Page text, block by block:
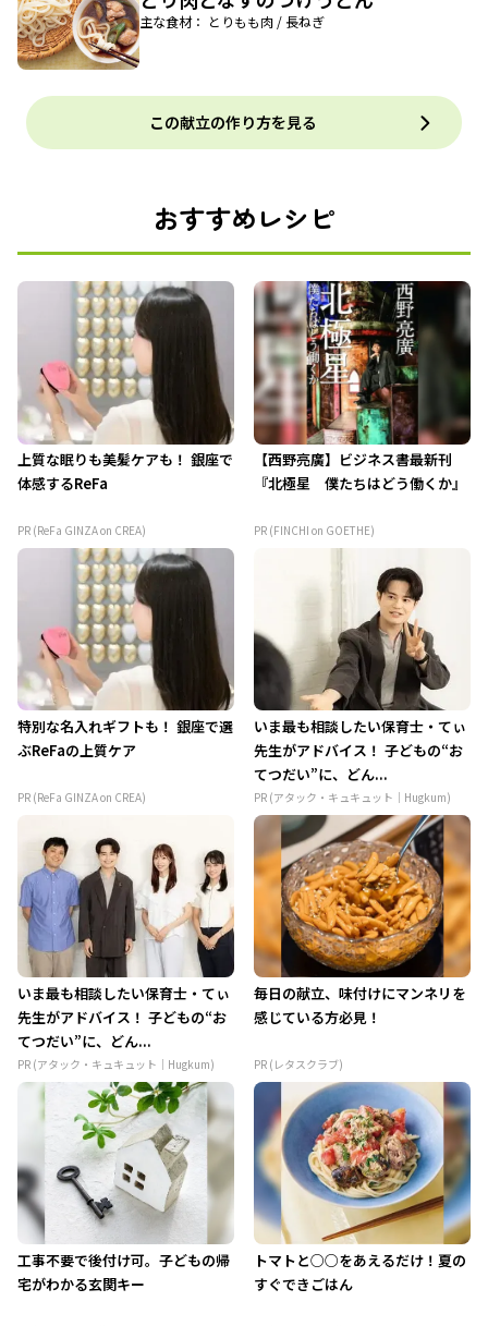
主な食材： とりもも肉 / 長ねぎ
この献立の作り方を見る
おすすめレシピ
上質な眠りも美髪ケアも！ 銀座で
体感するReFa
PR (ReFa GINZA on CREA)
【西野亮廣】ビジネス書最新刊
『北極星 僕たちはどう働くか』
PR (FINCHI on GOETHE)
特別な名入れギフトも！ 銀座で選
ぶReFaの上質ケア
PR (ReFa GINZA on CREA)
いま最も相談したい保育士・てぃ
先生がアドバイス！ 子どもの“お
てつだい”に、どん...
PR (アタック・キュキュット｜Hugkum)
いま最も相談したい保育士・てぃ
先生がアドバイス！ 子どもの“お
てつだい”に、どん...
PR (アタック・キュキュット｜Hugkum)
毎日の献立、味付けにマンネリを
感じている方必見！
PR (レタスクラブ)
工事不要で後付け可。子どもの帰
宅がわかる玄関キー
トマトと○○をあえるだけ！夏の
すぐできごはん